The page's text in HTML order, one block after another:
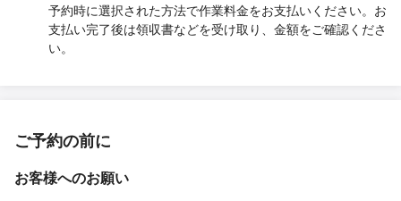
予約時に選択された方法で作業料金をお支払いください。お
支払い完了後は領収書などを受け取り、金額をご確認くださ
い。
ご予約の前に
お客様へのお願い